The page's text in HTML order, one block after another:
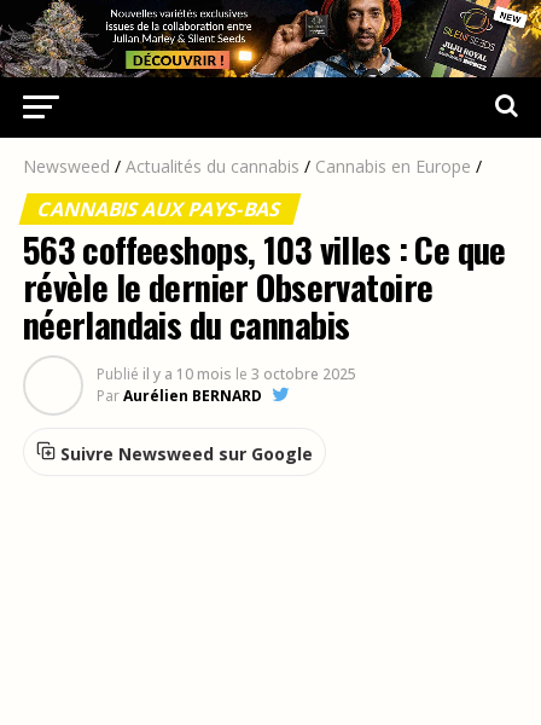
Newsweed / Actualités du cannabis / Cannabis en Europe /
CANNABIS AUX PAYS-BAS
563 coffeeshops, 103 villes : Ce que
révèle le dernier Observatoire
néerlandais du cannabis
Publié il y a 10 mois le 3 octobre 2025
ParAurélien BERNARD
Suivre Newsweed sur Google